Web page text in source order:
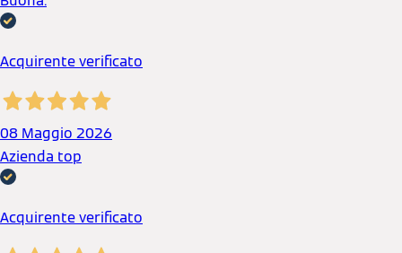
Acquirente verificato
08 Maggio 2026
Azienda top
Acquirente verificato